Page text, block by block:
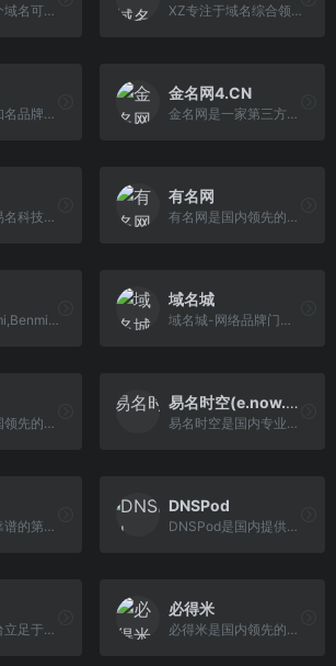
域铺网是一个域名可赎回交易平台，专注于域名可赎回交易，域名估价、域名买卖。域铺交易灵活，无需审核，手续简单，信息透明，安全可靠，无交易差价，到账及时， 赎回期正常解析，广大米农可以放心交易，域铺致力于为米农打造一个快速实现资金周转的域名交易平台。 XZ专注于域名综合领域,是ICANN认证顶级域名注册商,我们关注用户需求，为用户提供优质专业和价格低廉的域名服务
互联网行业知名品牌、互联网应用与数字营销服务提供商。商中在线是专业从事域名注册、虚拟主机、企业邮局、云服务器、大中小型服务器租用托管、微信运营、网站推 广的服务提供商。
金名网4.CN
金名网是一家第三方域名交易平台,致力于为用户提供域名拍卖,域名交易,域名出售,域名中介,域名代购,自定义出售页,域名停放,域名经纪等域名增值服务
域名联盟为易名科技旗下网站，致力于域名推广和域名展示页等服务，联盟的宗旨是打造域名界的生态闭环，流量变现，凸显域名的价值。
有名网
有名网是国内领先的无形资产交易平台,致力于为用户提供域名交易,域名购买,域名中介,商标买卖,商标转让,版权交易,专利买卖等知识产权服务.师出有名,而后事成！
笨米网,Benmi,Benmi.com,域名服务平台,域名工具网 域名成交价格查询,域名历史查询,域名反查,Whois查询，whois反查,过期域名删除查询，域名交易价格，域名交易价格查询,域名交易行情,过期域名,域名评估
域名城
域名城-网络品牌门户网站及域名投资交流社区，易介集团旗下品牌之一，为用户提供域名注册、预订竞价、域名交易、域名经纪、域名资讯、投资交流、网站建设等其它域名相关增值服务。
海域网是中国领先的国外域名注册+海外商标注册一站式解决方案供应商，12年专注国外域名注册+海外商标注册领域，也是大中华地区领先的全球网络品牌保护服务平台
易名时空(e.now.cn)
易名时空是国内专业的免费域名交易平台,是金牌域名服务机构，时代互联的旗下网站。易名时空提供域名投资、域名停放、域名评估、域名过户、域名认领等服务。
中介网作为靠谱的第三方中介交易平台，专业提供域名转让、网站交易、自媒体营销中介等服务
DNSPod
DNSPod是国内提供智能DNS产品的网站，致力于为各类网站提供高质量的电信、网通、教育网双线或者三线智能DNS免费解析。目前DNSPod已经是国内最大的免费DNS解析产品提供商
域名交易平台立足于打造一个以域名交易为核心，域名拍卖、域名竞价、域名经纪中介交易为主要交易方式的域名买卖平台，并提供域名抢注、域名展示页等辅助工具及应 用，并成功为CCTV、苏宁、微软、百度Baidu、新浪SINA、QIHU 360、腾讯QQ等多家企业买回域名。
必得米
必得米是国内领先的域名抢注服务平台,提供域名注册,域名交易,域名买卖,自动过期域名抢注等服务，还有过期到期删除域名等域名信息查询工具。